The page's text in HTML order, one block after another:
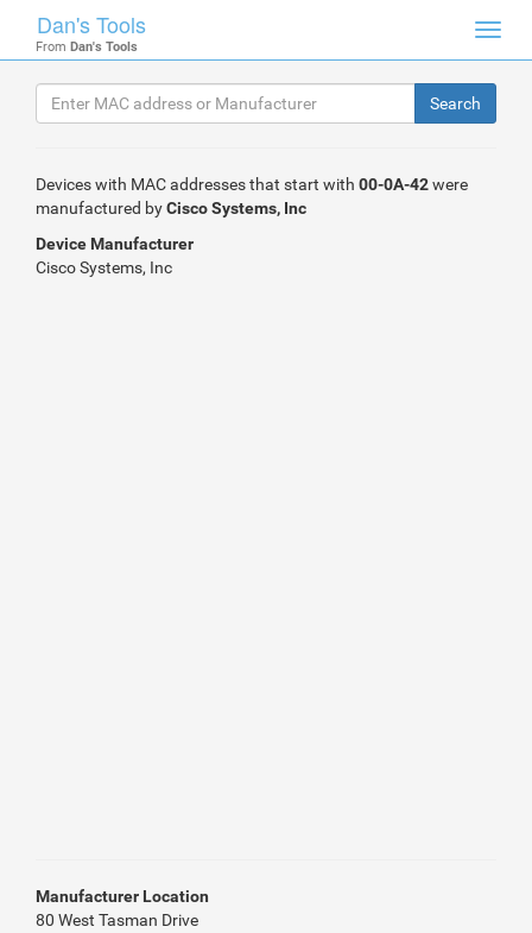
Dan's Tools
From Dan's Tools
Devices with MAC addresses that start with 00-0A-42were
manufactured byCisco Systems, Inc
Device Manufacturer
Cisco Systems, Inc
Manufacturer Location
80 West Tasman Drive